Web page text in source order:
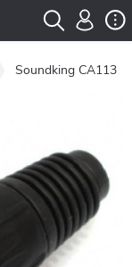
Soundking CA113